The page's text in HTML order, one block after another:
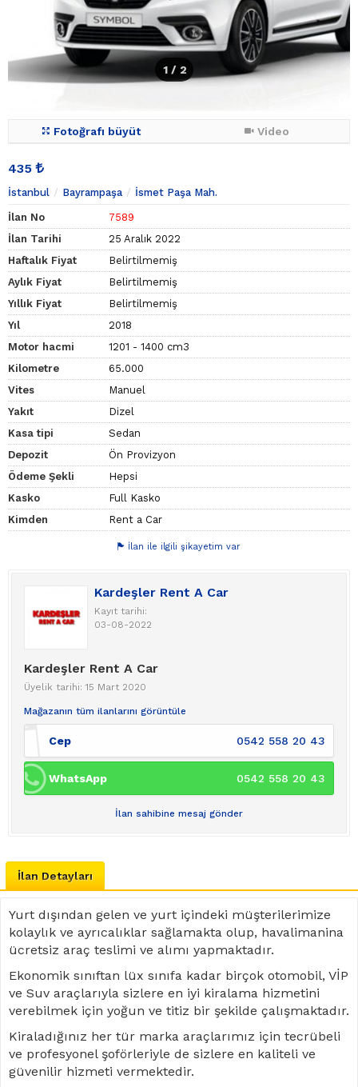
1 / 2
Fotoğrafı büyüt Video
435
İstanbul Bayrampaşa İsmet Paşa Mah.
İlan No
7589
İlan Tarihi
25 Aralık 2022
Haftalık Fiyat
Belirtilmemiş
Aylık Fiyat
Belirtilmemiş
Yıllık Fiyat
Belirtilmemiş
Yıl
2018
Motor hacmi
1201 - 1400 cm3
Kilometre
65.000
Vites
Manuel
Yakıt
Dizel
Kasa tipi
Sedan
Depozit
Ön Provizyon
Ödeme Şekli
Hepsi
Kasko
Full Kasko
Kimden
Rent a Car
İlan ile ilgili şikayetim var
Kardeşler Rent A Car
Kayıt tarihi:
03-08-2022
Kardeşler Rent A Car
Üyelik tarihi: 15 Mart 2020
Mağazanın tüm ilanlarını görüntüle
Cep 0542 558 20 43
WhatsApp 0542 558 20 43
İlan sahibine mesaj gönder
İlan Detayları
Yurt dışından gelen ve yurt içindeki müşterilerimize
kolaylık ve ayrıcalıklar sağlamakta olup, havalimanina
ücretsiz araç teslimi ve alımı yapmaktadır.
Ekonomik sınıftan lüx sınıfa kadar birçok otomobil, VİP
ve Suv araçlarıyla sizlere en iyi kiralama hizmetini
verebilmek için yoğun ve titiz bir şekilde çalışmaktadır.
Kiraladığınız her tür marka araçlarımız için tecrübeli
ve profesyonel şoförleriyle de sizlere en kaliteli ve
güvenilir hizmeti vermektedir.